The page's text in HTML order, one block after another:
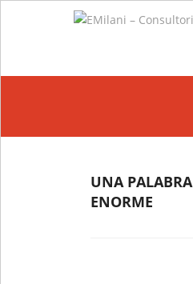
UNA PALABRA
ENORME